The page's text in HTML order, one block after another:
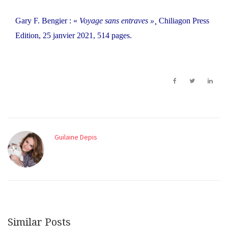
Gary F. Bengier : « Voyage sans entraves » ¸ Chiliagon Press
Edition, 25 janvier 2021, 514 pages.
Guilaine Depis
Similar Posts